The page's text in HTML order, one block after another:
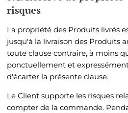
risques
La propriété des Produits livrés
jusqu'à la livraison des Produits
toute clause contraire, à moins
ponctuellement et
d'écarter la présente clause.
Le Client supporte les risques
compter de la commande.